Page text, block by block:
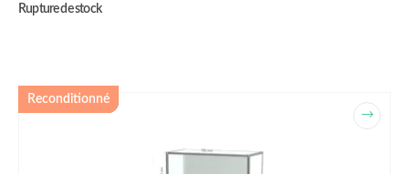
Rupture de stock
Reconditionné